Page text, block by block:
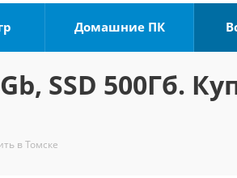
Домашние ПК
SSD 500Гб.
в Томске